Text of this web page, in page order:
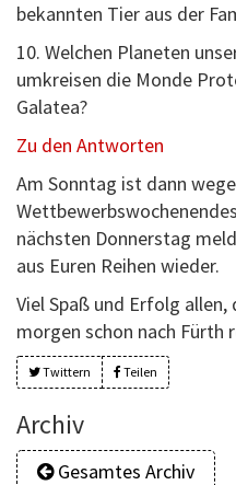
bekannten Tier aus der
10. Welchen Planeten
umkreisen die Monde
Galatea?
Zu den Antworten
Am Sonntag ist dann
nächsten Donnerstag
aus Euren Reihen wieder.
Viel Spaß und Erfolg
morgen schon nach Fürth
Twittern Teilen
Archiv
Gesamtes Archiv